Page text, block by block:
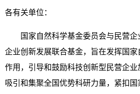
各有关单位：
国家自然科学基金委员会与民营
企业创新发展联合基金，旨在发挥国
作用，引导和鼓励科技创新型民营企业
吸引和集聚全国优势科研力量，紧扣